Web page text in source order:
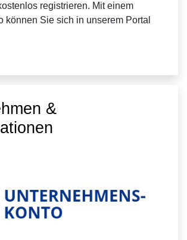
registrieren. Mit einem
können Sie sich in unserem Portal
&